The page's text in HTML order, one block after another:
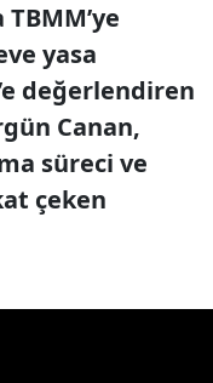
yasa
değerlendiren
Canan,
süreci ve
çeken